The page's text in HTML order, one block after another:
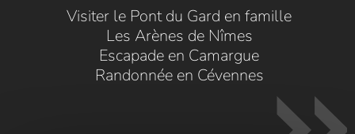
Visiter le Pont du Gard en famille
Les Arènes de Nîmes
Escapade en Camargue
Randonnée en Cévennes